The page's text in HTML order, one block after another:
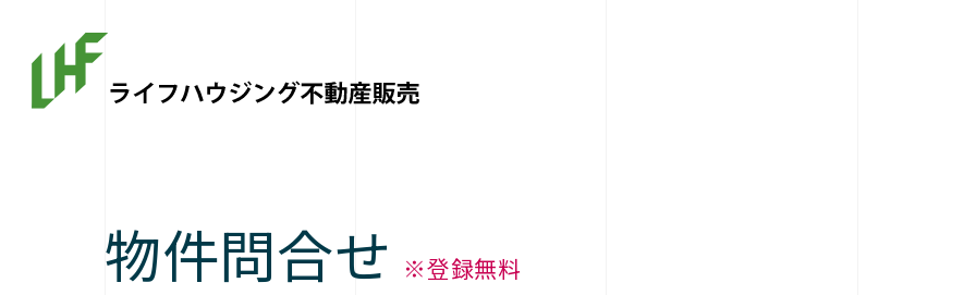
物件問合せ ※登録無料